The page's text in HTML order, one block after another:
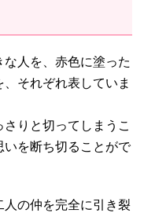
人を、赤色に塗った
それぞれ表していま
りと切ってしまうこ
いを断ち切ることがで
の仲を完全に引き裂